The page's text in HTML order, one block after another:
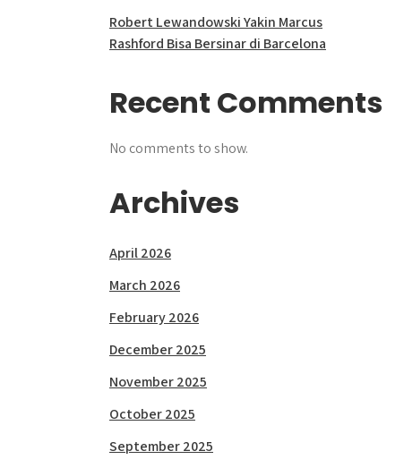
Robert Lewandowski Yakin Marcus
Rashford Bisa Bersinar di Barcelona
Recent Comments
No comments to show.
Archives
April 2026
March 2026
February 2026
December 2025
November 2025
October 2025
September 2025